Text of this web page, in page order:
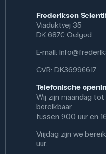
Frederiksen
Viaduktvej 35
DK 6870 Oelgod
E-mail:
CVR: DK36996617
Telefonische
Wij zijn maandag
bereikbaar
tussen 9.00 uur en
Vrijdag zijn we
uur.